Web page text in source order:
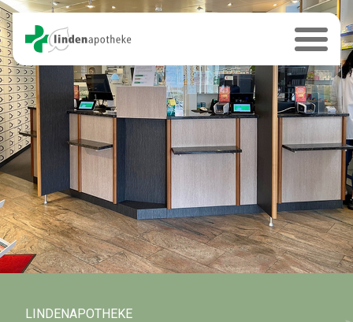
LINDENAPOTHEKE